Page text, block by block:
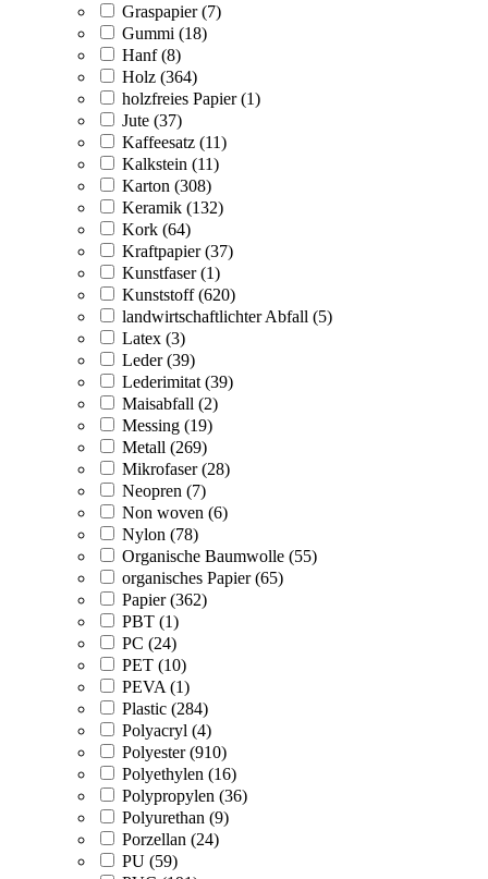
Graspapier (7)
Gummi (18)
Hanf (8)
Holz (364)
holzfreies Papier (1)
Jute (37)
Kaffeesatz (11)
Kalkstein (11)
Karton (308)
Keramik (132)
Kork (64)
Kraftpapier (37)
Kunstfaser (1)
Kunststoff (620)
landwirtschaftlichter Abfall (5)
Latex (3)
Leder (39)
Lederimitat (39)
Maisabfall (2)
Messing (19)
Metall (269)
Mikrofaser (28)
Neopren (7)
Non woven (6)
Nylon (78)
Organische Baumwolle (55)
organisches Papier (65)
Papier (362)
PBT (1)
PC (24)
PET (10)
PEVA (1)
Plastic (284)
Polyacryl (4)
Polyester (910)
Polyethylen (16)
Polypropylen (36)
Polyurethan (9)
Porzellan (24)
PU (59)